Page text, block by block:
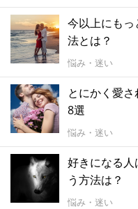
今以上にも
法とは？
悩み・迷い
とにかく愛
8選
悩み・迷い
好きになる
う方法は？
悩み・迷い